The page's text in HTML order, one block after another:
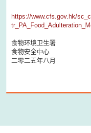
https://www.cfs.gov.hk/
食物环境卫生署
食物安全中心
二零二五年八月